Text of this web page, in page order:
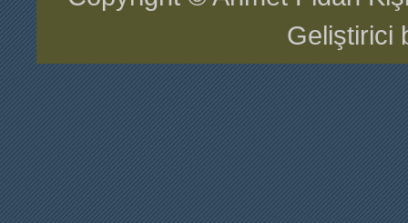
Geliştirici